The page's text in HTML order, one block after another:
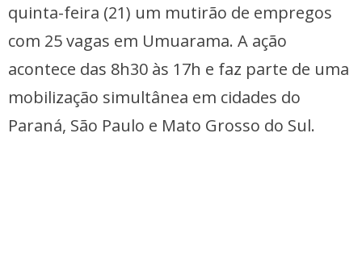
quinta-feira (21) um mutirão de empregos
com 25 vagas em Umuarama. A ação
acontece das 8h30 às 17h e faz parte de uma
mobilização simultânea em cidades do
Paraná, São Paulo e Mato Grosso do Sul.